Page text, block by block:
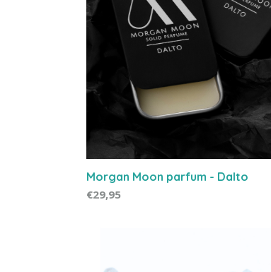
Morgan Moon parfum - Dalto
€29,95